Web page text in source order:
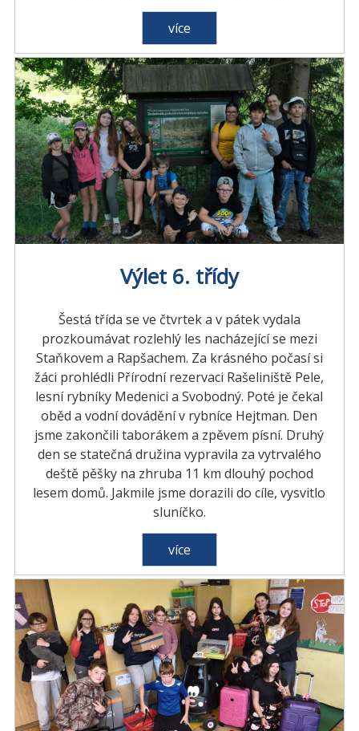
více
Výlet 6. třídy
Šestá třída se ve čtvrtek a v pátek vydala
prozkoumávat rozlehlý les nacházející se mezi
Staňkovem a Rapšachem. Za krásného počasí si
žáci prohlédli Přírodní rezervaci Rašeliniště Pele,
lesní rybníky Medenici a Svobodný. Poté je čekal
oběd a vodní dovádění v rybníce Hejtman. Den
jsme zakončili taborákem a zpěvem písní. Druhý
den se statečná družina vypravila za vytrvalého
deště pěšky na zhruba 11 km dlouhý pochod
lesem domů. Jakmile jsme dorazili do cíle, vysvitlo
sluníčko.
více